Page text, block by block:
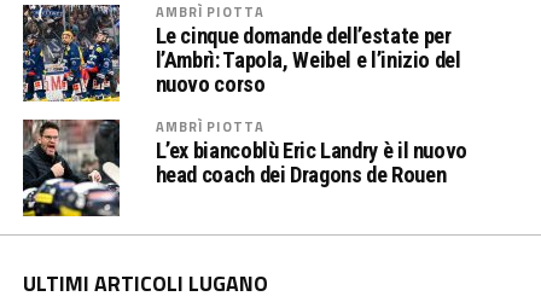
AMBRÌ PIOTTA
Le cinque domande dell’estate per
l’Ambrì: Tapola, Weibel e l’inizio del
nuovo corso
AMBRÌ PIOTTA
L’ex biancoblù Eric Landry è il nuovo
head coach dei Dragons de Rouen
ULTIMI ARTICOLI LUGANO